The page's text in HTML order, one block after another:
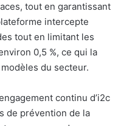
tout en garantissant
intercepte
tout en limitant les
0,5 %, ce qui la
du secteur.
continu d’i2c
de prévention de la